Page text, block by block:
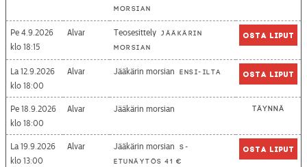
morsian
Pe 4.9.2026
18:15
Alvar Teosesittely Jääkärin
morsian
Osta liput
La 12.9.2026
18:00
Alvar Jääkärin morsian Ensi-ilta Osta liput
Pe 18.9.2026
18:00
Alvar Jääkärin morsian Täynnä
La 19.9.2026
13:00
Alvar Jääkärin morsian
S-
etunäytös 41 €
Osta liput